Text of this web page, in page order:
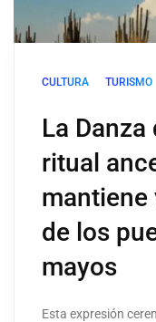
CULTURA TURISMO
La Danza
ritual
mantiene
de los
mayos
Esta expresión